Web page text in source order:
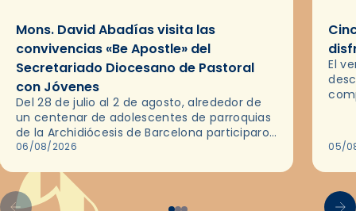
Mons. David Abadías visita las
convivencias «Be Apostle» del
Secretariado Diocesano de Pastoral
con Jóvenes
Del 28 de julio al 2 de agosto, alrededor de
un centenar de adolescentes de parroquias
de la Archidiócesis de Barcelona participaron
en las convivencias Be Apostle, organizadas
06/08/2026
El
05/